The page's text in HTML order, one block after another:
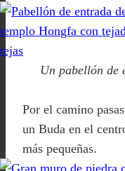
Un pabellón de
Por el camino
un Buda en el
más pequeñas.